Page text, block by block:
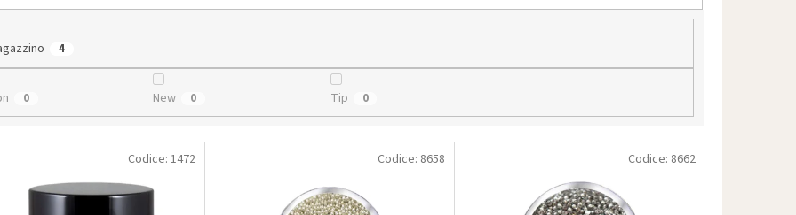
4
0 New 0 Tip 0
Codice: 1472 Codice: 8658 Codice: 8662